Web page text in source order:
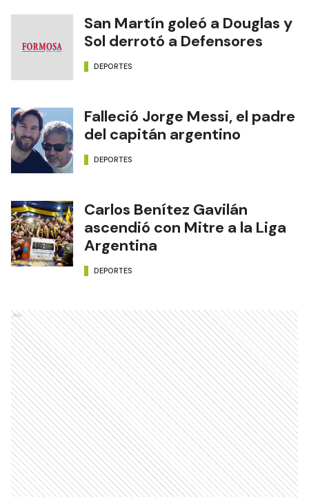
San Martín goleó a Douglas y
Sol derrotó a Defensores
DEPORTES
Falleció Jorge Messi, el padre
del capitán argentino
DEPORTES
Carlos Benítez Gavilán
ascendió con Mitre a la Liga
Argentina
DEPORTES
Ads